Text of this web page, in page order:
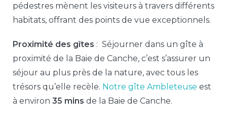
pédestres mènent les visiteurs à travers différents
habitats, offrant des points de vue exceptionnels.
Proximité des gîtes : Séjourner dans un gîte à
proximité de la Baie de Canche, c’est s’assurer un
séjour au plus près de la nature, avec tous les
trésors qu’elle recèle. Notre gîte Ambleteuse est
à environ 35 mins de la Baie de Canche.